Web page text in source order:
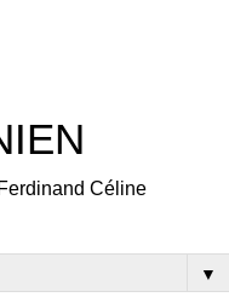
Céline
▼